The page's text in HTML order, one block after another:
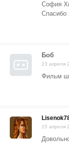
София
Спасибо
Боб
23 апреля
Фильм
15 апреля